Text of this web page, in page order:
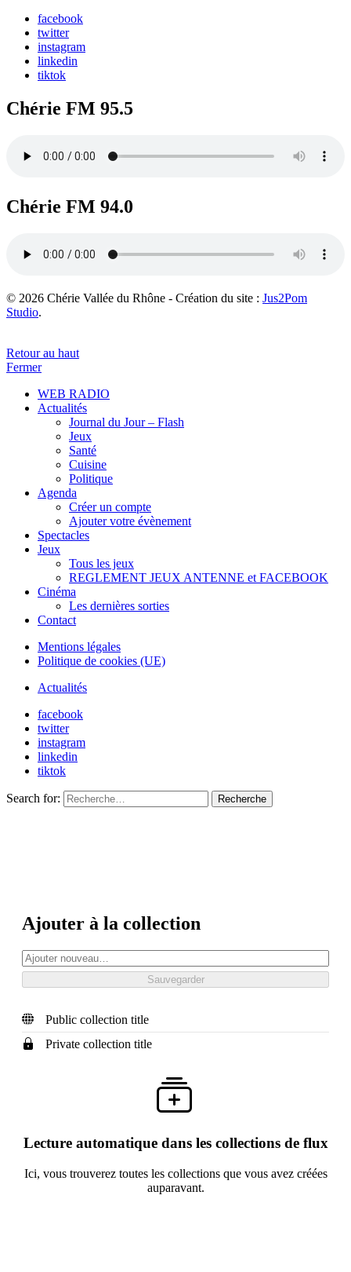
facebook
twitter
instagram
linkedin
tiktok
Chérie FM 95.5
Chérie FM 94.0
© 2026 Chérie Vallée du Rhône - Création du site : Jus2Pom
Studio.
Retour au haut
Fermer
WEB RADIO
Actualités
Journal du Jour – Flash
Jeux
Santé
Cuisine
Politique
Agenda
Créer un compte
Ajouter votre évènement
Spectacles
Jeux
Tous les jeux
REGLEMENT JEUX ANTENNE et FACEBOOK
Cinéma
Les dernières sorties
Contact
Mentions légales
Politique de cookies (UE)
Actualités
facebook
twitter
instagram
linkedin
tiktok
Search for: Recherche
Ajouter à la collection
Public collection title
Private collection title
Lecture automatique dans les collections de flux
Ici, vous trouverez toutes les collections que vous avez créées
auparavant.